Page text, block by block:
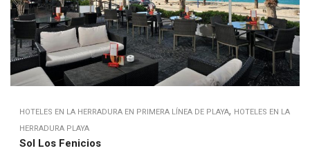
HOTELES EN LA HERRADURA EN PRIMERA LÍNEA DE PLAYA, HOTELES EN LA
HERRADURA PLAYA
Sol Los Fenicios